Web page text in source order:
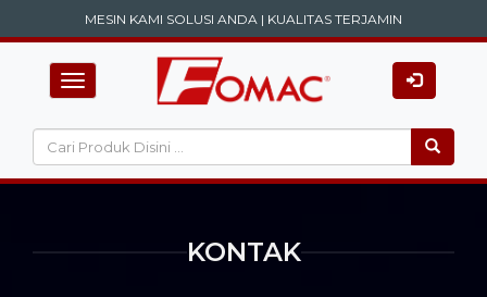
MESIN KAMI SOLUSI ANDA | KUALITAS TERJAMIN
Toggle
navigation
KONTAK